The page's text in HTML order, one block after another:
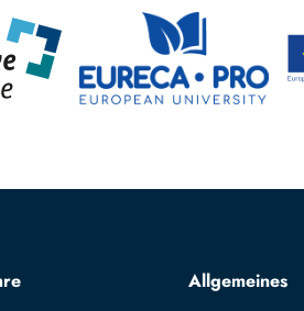
Allgemeines